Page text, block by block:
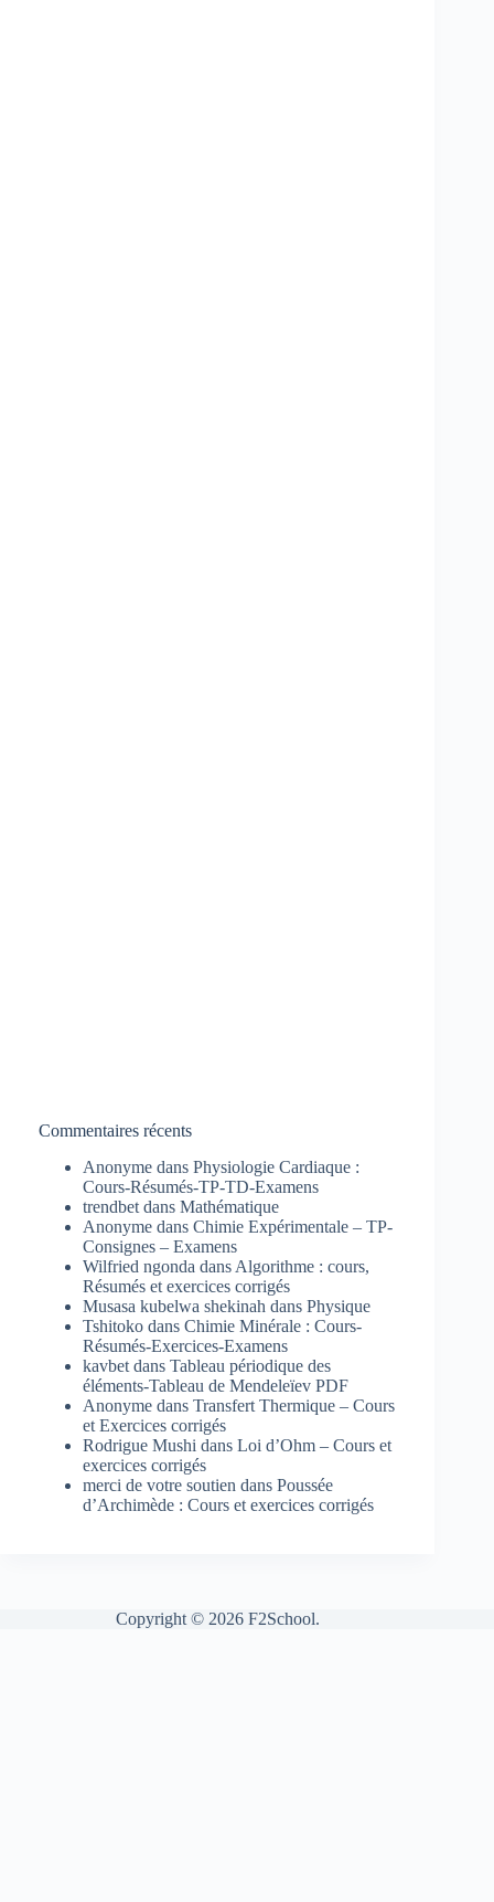
Commentaires récents
Anonyme dans Physiologie Cardiaque :
Cours-Résumés-TP-TD-Examens
trendbet dans Mathématique
Anonyme dans Chimie Expérimentale – TP-
Consignes – Examens
Wilfried ngonda dans Algorithme : cours,
Résumés et exercices corrigés
Musasa kubelwa shekinah dans Physique
Tshitoko dans Chimie Minérale : Cours-
Résumés-Exercices-Examens
kavbet dans Tableau périodique des
éléments-Tableau de Mendeleïev PDF
Anonyme dans Transfert Thermique – Cours
et Exercices corrigés
Rodrigue Mushi dans Loi d’Ohm – Cours et
exercices corrigés
merci de votre soutien dans Poussée
d’Archimède : Cours et exercices corrigés
Copyright © 2026 F2School.